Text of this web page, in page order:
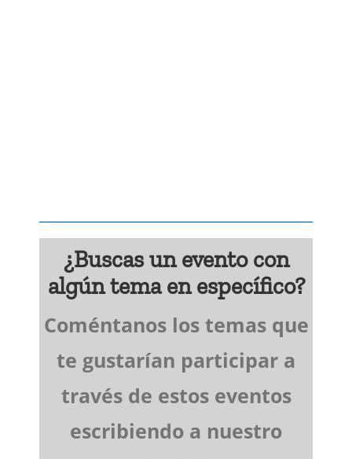
¿Buscas un evento con
algún tema en específico?
Coméntanos los temas que
te gustarían participar a
través de estos eventos
escribiendo a nuestro